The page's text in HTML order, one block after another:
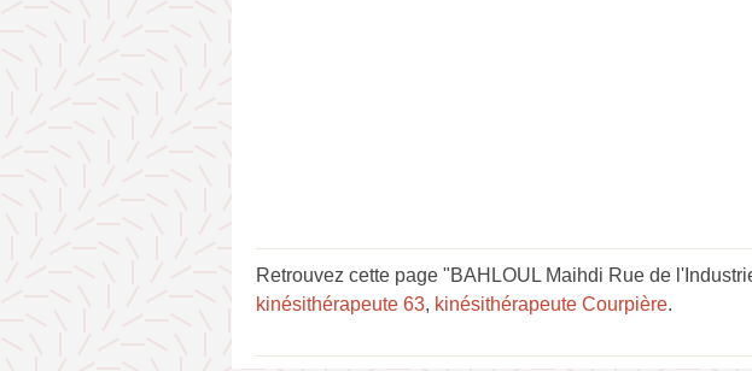
Retrouvez cette page "BAHLOUL Maihdi Rue de
kinésithérapeute 63, kinésithérapeute Courpière.